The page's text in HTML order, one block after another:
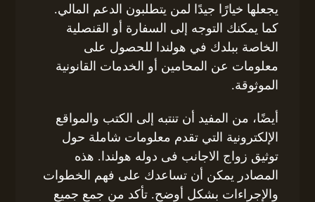
يجعلها خيارًا جيدًا لمن يتطلبون الدعم المالي.
كما يمكنك التوجه إلى السفارة أو القنصلية
الخاصة ببلدك في هولندا للحصول على
معلومات عن المحامين أو الخدمات القانونية
الموثوقة.
أيضًا، من المفيد أن تنتبه إلى الكتب والمواقع
الإلكترونية التي تقدم معلومات شاملة حول
توثيق زواج الاجانب فى دوله هولندا. هذه
المصادر يمكن أن تساعدك على فهم الخطوات
والإجراءات بشكل أوضح. تأكد من جمع جميع